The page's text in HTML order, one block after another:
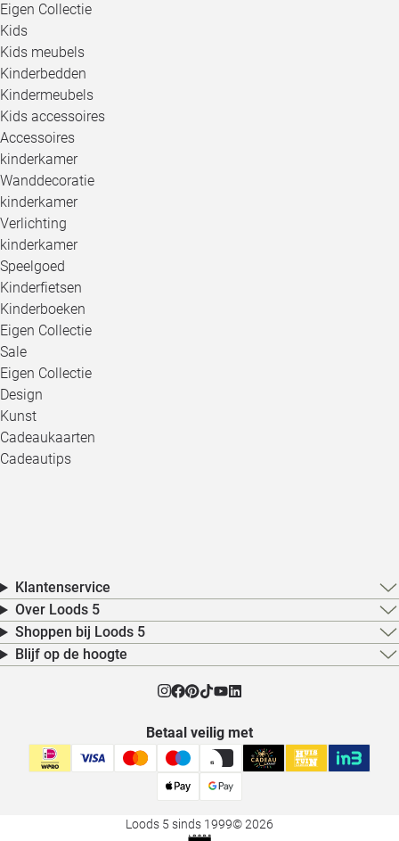
Eigen Collectie
Kids
Kids meubels
Kinderbedden
Kindermeubels
Kids accessoires
Accessoires
kinderkamer
Wanddecoratie
kinderkamer
Verlichting
kinderkamer
Speelgoed
Kinderfietsen
Kinderboeken
Eigen Collectie
Sale
Eigen Collectie
Design
Kunst
Cadeaukaarten
Cadeautips
Klantenservice
Over Loods 5
Shoppen bij Loods 5
Blijf op de hoogte
Betaal veilig met
Loods 5 sinds 1999© 2026